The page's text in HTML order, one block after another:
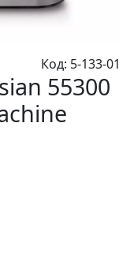
Код: 5-133-01
55300